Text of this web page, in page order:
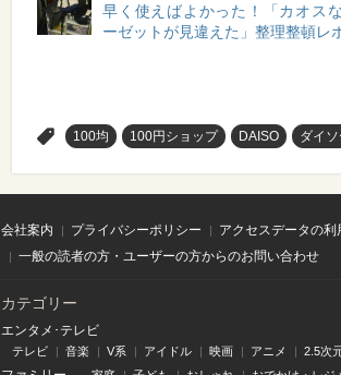
早く使えばよかった！「カオス
ーゼットが見違えた」整理整頓レ
100均 100円ショップ DAISO ダイソ
会社案内 プライバシーポリシー アクセスデータの利
一般の読者の方・ユーザーの方からのお問い合わせ
カテゴリー
エンタメ･テレビ
テレビ 音楽 V系 アイドル 映画 アニメ 2.5次